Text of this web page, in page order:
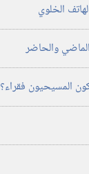
الخلوي
والحاضر
المسيحيون فقراء؟‏